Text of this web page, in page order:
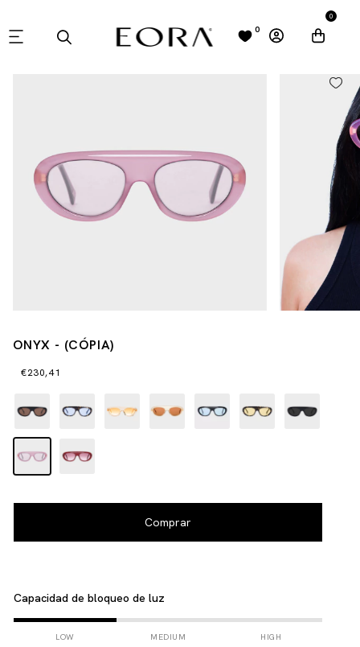
0
0
ONYX - (CÓPIA)
€230,41
Capacidad de bloqueo de luz
LOW MEDIUM HIGH